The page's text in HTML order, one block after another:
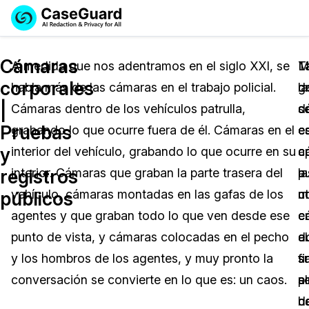
Licencia de CaseGuard Studio
Precios de Redacción a Pedido
Soluciones
Redacción de vídeos
Redacción de documentos
Redacción de audio
Redacción de imágenes
Industrias
Cuerpos Policiales
Transportación
Educación
Precios
Recursos
Preguntas Frecuentes
Artículos
Eventos
Demo
English
Español
Cámaras
corporales
Pruebas
y
registros
públicos
A medida que nos adentramos en el siglo XXI, se
habla más de las cámaras en el trabajo policial.
Cámaras dentro de los vehículos patrulla,
grabando lo que ocurre fuera de él. Cámaras en el
interior del vehículo, grabando lo que ocurre en su
interior. Cámaras que graban la parte trasera del
vehículo, cámaras montadas en las gafas de los
agentes y que graban todo lo que ven desde ese
punto de vista, y cámaras colocadas en el pecho
y los hombros de los agentes, y muy pronto la
conversación se convierte en lo que es: un caos.
a
el